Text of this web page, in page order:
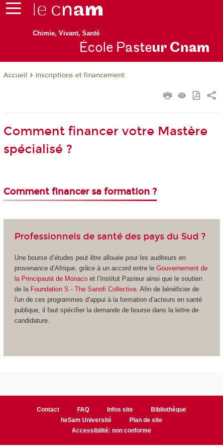
Chimie, Vivant, Santé
École Pasteur Cnam
Accueil Inscriptions et financement
Comment financer votre Mastère
spécialisé ?
Comment financer sa formation ?
Professionnels de santé des pays du Sud ?
Une bourse d’études peut être allouée pour les auditeurs en
provenance d’Afrique, grâce à un accord entre le Gouvernement de
la Principauté de Monacoet l’Institut Pasteur ainsi que le soutien
de la Foundation S - The Sanofi Collective. Afin de bénéficier de
l'un de ces programmes d’appui à la formation d’acteurs en santé
publique, il faut spécifier la demande de bourse dans la lettre de
candidature.
Contact FAQ Infos site
Bibliothèque
heSam Université
Plan de site
Accessibilité: non conforme